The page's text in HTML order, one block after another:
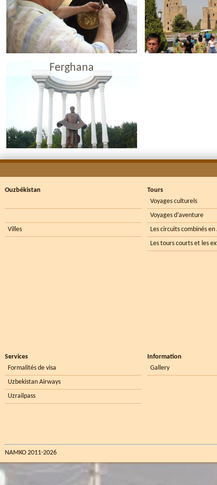
Ferghana
Ouzbékistan
Villes
Tours
Voyages culturels
Voyages d’aventure
Les circuits combinés
Les tours courts et les
Services
Formalités de visa
Uzbekistan Airways
Uzrailpass
Information
Gallery
NAMKO 2011-2026